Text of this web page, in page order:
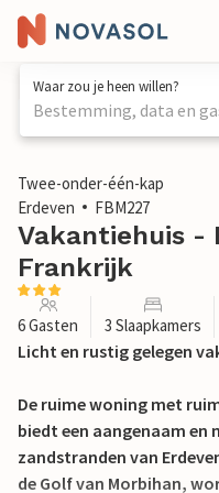
Waar zou je heen willen?
Bestemming, data en
1 / 20
Twee-onder-één-kap
Erdeven
FBM227
Vakantiehuis -
Frankrijk
6 Gasten 3 Slaapkamers
Licht en rustig gelegen
De ruime woning met
biedt een aangenaam
zandstranden van
de Golf van Morbihan,